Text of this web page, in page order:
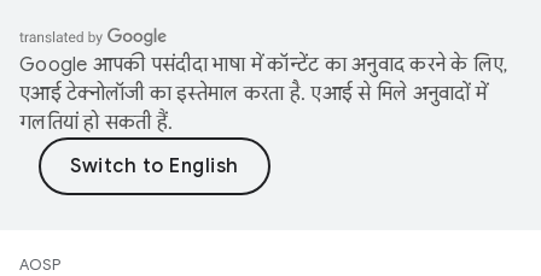
Google आपकी पसंदीदा भाषा में कॉन्टेंट का अनुवाद करने के लिए,
एआई टेक्नोलॉजी का इस्तेमाल करता है. एआई से मिले अनुवादों में
गलतियां हो सकती हैं.
AOSP